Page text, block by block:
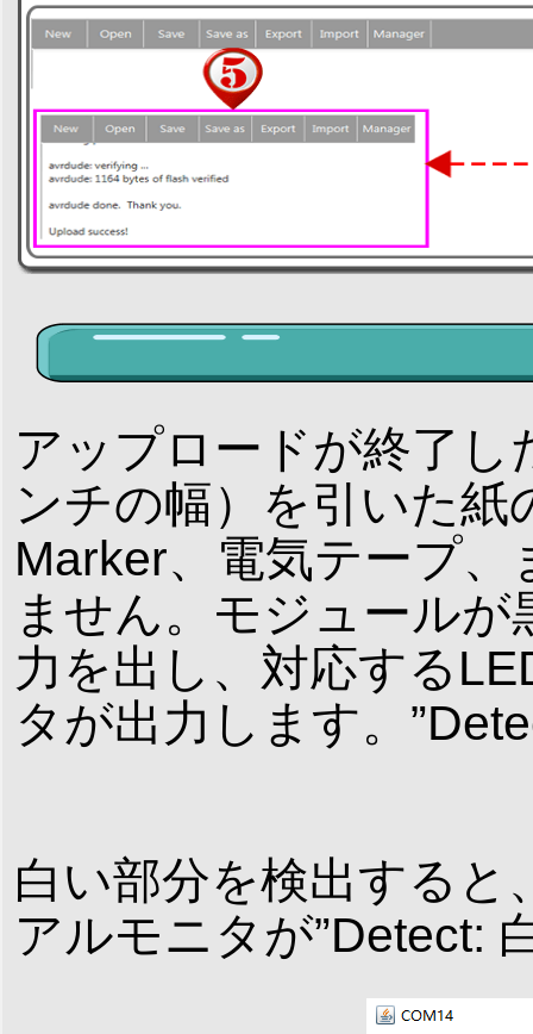
アップロードが終了
ンチの幅）を引いた
Marker、電気テープ
ません。モジュール
力を出し、対応する
タが出力します。
白い部分を検出すると
アルモニタが”Detect: